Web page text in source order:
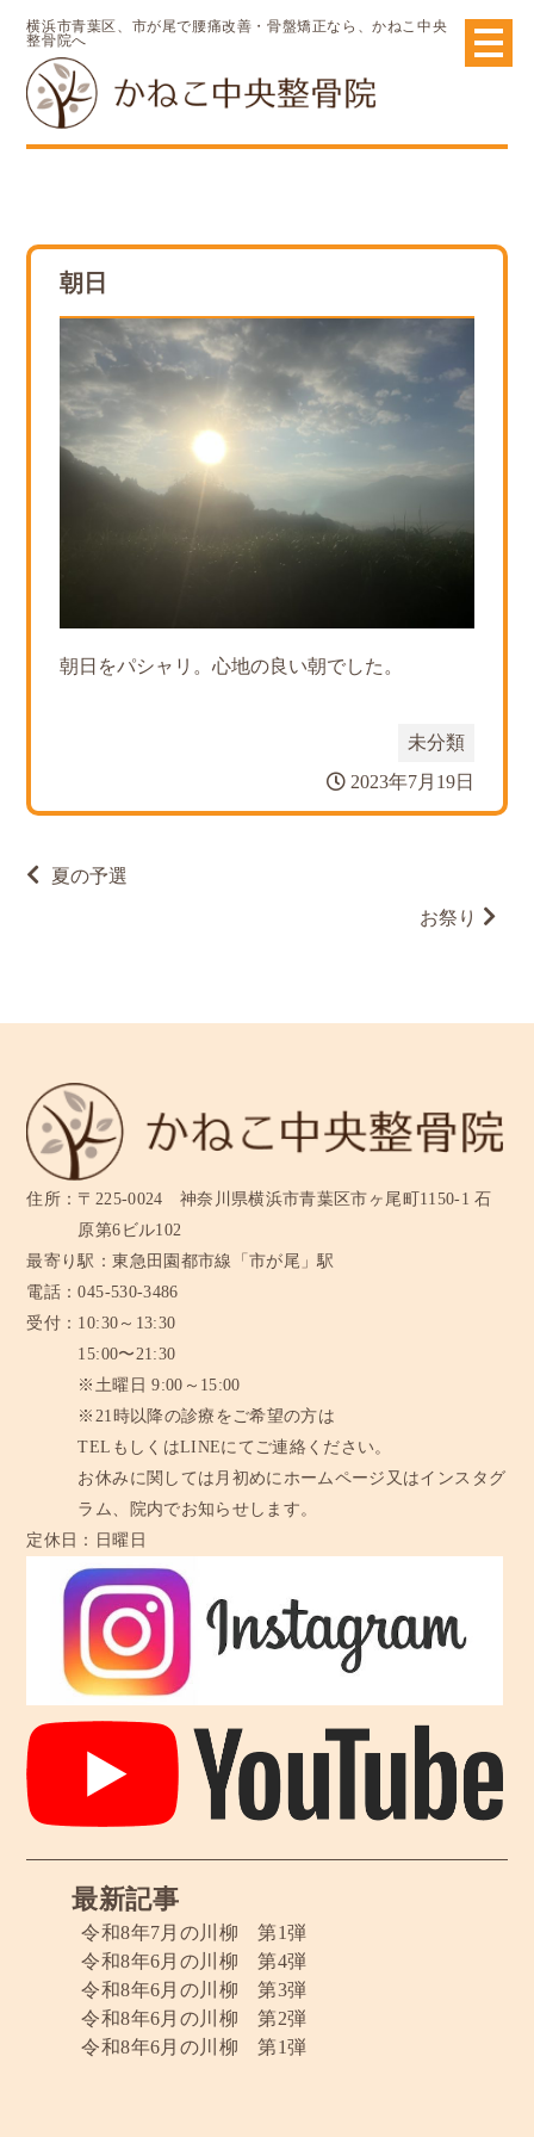
横浜市青葉区、市が尾で腰痛改善・骨盤矯正なら、かねこ中央
整骨院へ
朝日
朝日をパシャリ。心地の良い朝でした。
未分類
2023年7月19日
投
稿
ン
夏の予選
お祭り
住所： 〒225-0024 神奈川県横浜市青葉区市ヶ尾町1150-1 石
原第6ビル102
最寄り駅：東急田園都市線「市が尾」駅
電話：045-530-3486
受付： 10:30～13:30
15:00〜21:30
※土曜日 9:00～15:00
※21時以降の診療をご希望の方は
TELもしくはLINEにてご連絡ください。
お休みに関しては月初めにホームページ又はインスタグ
ラム、
院内でお知らせします。
定休日：
日曜日
最新記事
令和8年7月の川柳 第1弾
令和8年6月の川柳 第4弾
令和8年6月の川柳 第3弾
令和8年6月の川柳 第2弾
令和8年6月の川柳 第1弾